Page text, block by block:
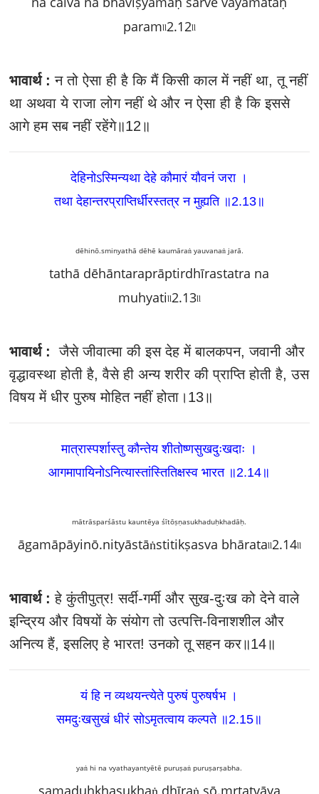
param৷৷2.12৷৷
भावार्थ :न तो ऐसा ही है कि मैं किसी काल में नहीं था, तू नहीं
था अथवा ये राजा लोग नहीं थे और न ऐसा ही है कि इससे
आगे हम सब नहीं रहेंगे॥12॥
देहिनोऽस्मिन्यथा देहे कौमारं यौवनं जरा ।
तथा देहान्तरप्राप्तिर्धीरस्तत्र न मुह्यति ॥2.13॥
dēhinō.sminyathā dēhē kaumāraṅ yauvanaṅ jarā.
tathā dēhāntaraprāptirdhīrastatra na
muhyati৷৷2.13৷৷
भावार्थ : जैसे जीवात्मा की इस देह में बालकपन, जवानी और
वृद्धावस्था होती है, वैसे ही अन्य शरीर की प्राप्ति होती है, उस
विषय में धीर पुरुष मोहित नहीं होता।13॥
मात्रास्पर्शास्तु कौन्तेय शीतोष्णसुखदुःखदाः ।
आगमापायिनोऽनित्यास्तांस्तितिक्षस्व भारत ॥2.14 ॥
mātrāsparśāstu kauntēya śītōṣṇasukhaduḥkhadāḥ.
āgamāpāyinō.nityāstāṅstitikṣasva bhārata৷৷2.14৷৷
भावार्थ :हे कुंतीपुत्र! सर्दी-गर्मी और सुख-दुःख को देने वाले
इन्द्रिय और विषयों के संयोग तो उत्पत्ति-विनाशशील और
अनित्य हैं, इसलिए हे भारत! उनको तू सहन कर॥14॥
यं हि न व्यथयन्त्येते पुरुषं पुरुषर्षभ ।
समदुःखसुखं धीरं सोऽमृतत्वाय कल्पते ॥2.15 ॥
yaṅ hi na vyathayantyētē puruṣaṅ puruṣarṣabha.
samaduḥkhasukhaṅ dhīraṅ sō.mṛtatvāya